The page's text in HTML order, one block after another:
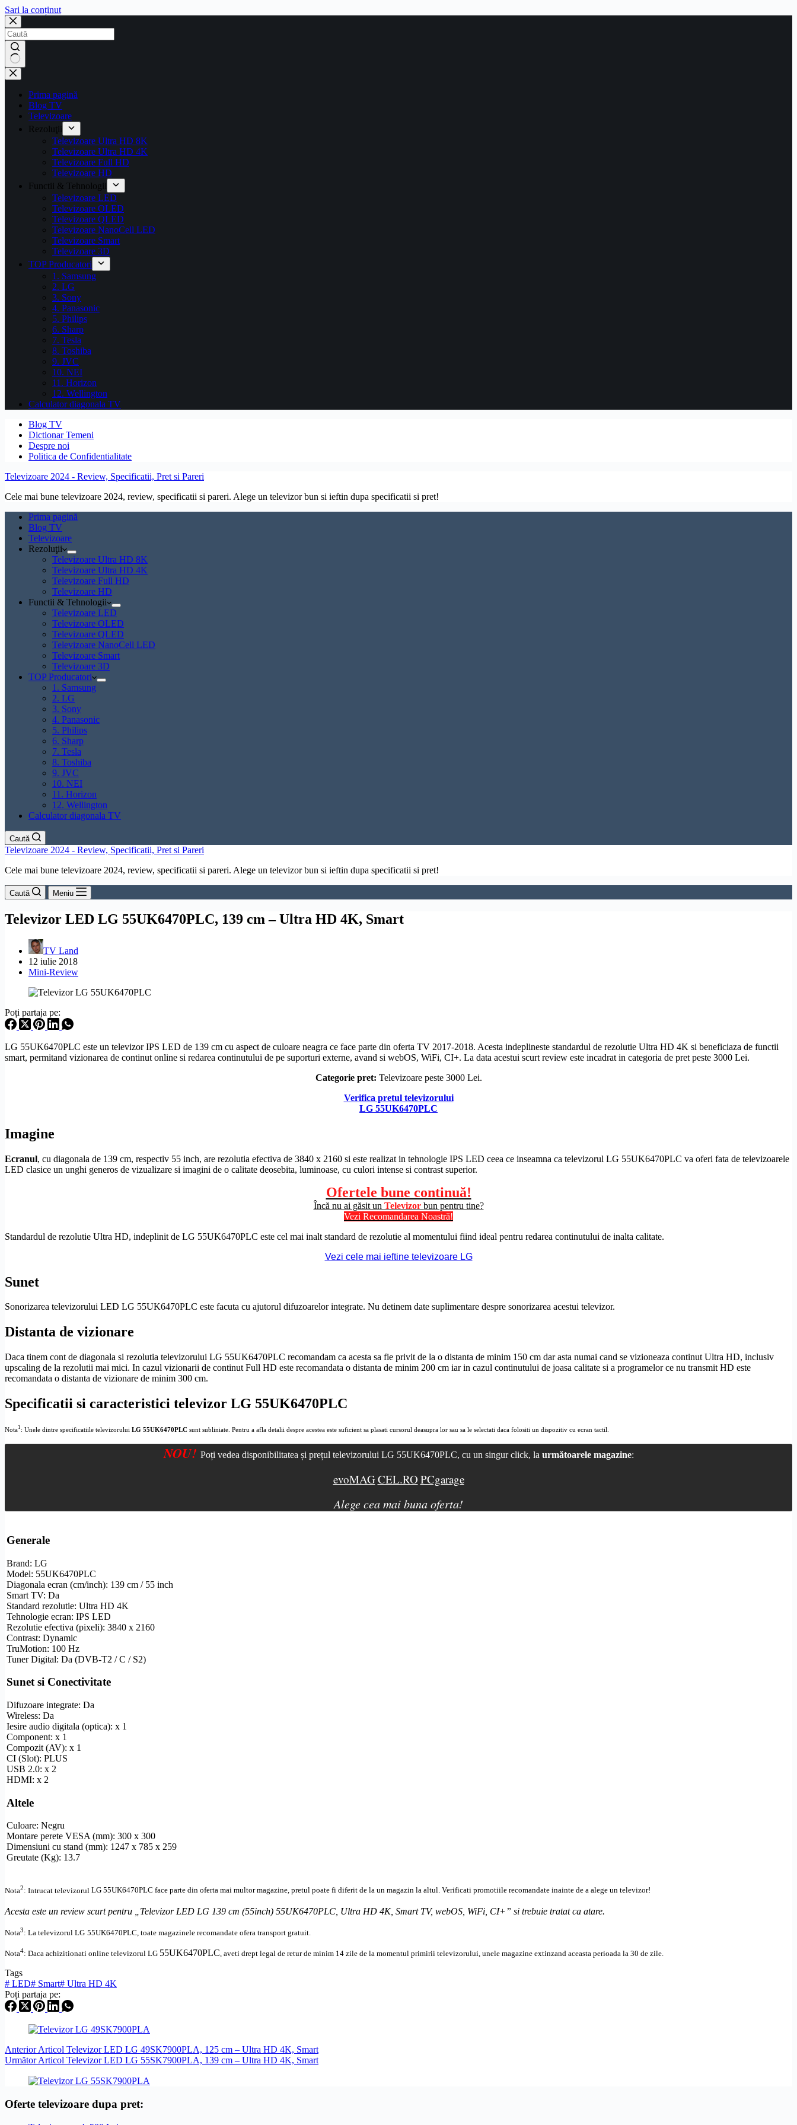
Sari la conținut
Prima pagină
Blog TV
Televizoare
Rezoluţii
Televizoare Ultra HD 8K
Televizoare Ultra HD 4K
Televizoare Full HD
Televizoare HD
Functii & Tehnologii
Televizoare LED
Televizoare OLED
Televizoare QLED
Televizoare NanoCell LED
Televizoare Smart
Televizoare 3D
TOP Producatori
1. Samsung
2. LG
3. Sony
4. Panasonic
5. Philips
6. Sharp
7. Tesla
8. Toshiba
9. JVC
10. NEI
11. Horizon
12. Wellington
Calculator diagonala TV
Blog TV
Dictionar Temeni
Despre noi
Politica de Confidentialitate
Televizoare 2024 - Review, Specificatii, Pret si Pareri
Cele mai bune televizoare 2024, review, specificatii si pareri. Alege un televizor bun si ieftin dupa specificatii si pret!
Prima pagină
Blog TV
Televizoare
Rezoluţii
Televizoare Ultra HD 8K
Televizoare Ultra HD 4K
Televizoare Full HD
Televizoare HD
Functii & Tehnologii
Televizoare LED
Televizoare OLED
Televizoare QLED
Televizoare NanoCell LED
Televizoare Smart
Televizoare 3D
TOP Producatori
1. Samsung
2. LG
3. Sony
4. Panasonic
5. Philips
6. Sharp
7. Tesla
8. Toshiba
9. JVC
10. NEI
11. Horizon
12. Wellington
Calculator diagonala TV
Caută
Televizoare 2024 - Review, Specificatii, Pret si Pareri
Cele mai bune televizoare 2024, review, specificatii si pareri. Alege un televizor bun si ieftin dupa specificatii si pret!
Caută Meniu
Televizor LED LG 55UK6470PLC, 139 cm – Ultra HD 4K, Smart
TV Land
12 iulie 2018
Mini-Review
Poți partaja pe:
LG 55UK6470PLC este un televizorIPS LED de 139 cm cu aspect de culoare neagra ce face parte din oferta TV 2017-2018. Acesta indeplineste standardul de rezolutie Ultra HD 4K si beneficiaza de functii
smart, permitand vizionarea de continut online si redarea continutului de pe suporturi externe, avand si webOS, WiFi, CI+. La data acestui scurt review este incadrat in categoria de pret peste 3000 Lei.
Categorie pret: Televizoare peste 3000 Lei.
Verifica pretul televizorului
LG 55UK6470PLC
Imagine
Ecranul, cu diagonala de 139 cm, respectiv 55 inch, are rezolutia efectiva de 3840 x 2160 si este realizat in tehnologie IPS LED ceea ce inseamna ca televizorul LG 55UK6470PLC va oferi fata de televizoarele
LED clasice un unghi generos de vizualizare si imagini de o calitate deosebita, luminoase, cu culori intense si contrast superior.
Ofertele bune continuă!
Încă nu ai găsit un Televizor bun pentru tine?
Vezi Recomandarea Noastră!
Standardul de rezolutie Ultra HD, indeplinit de LG 55UK6470PLC este cel mai inalt standard de rezolutie al momentului fiind ideal pentru redarea continutului de inalta calitate.
Vezi cele mai ieftine televizoare LG
Sunet
Sonorizarea televizorului LED LG 55UK6470PLC este facuta cu ajutorul difuzoarelor integrate. Nu detinem date suplimentare despre sonorizarea acestui televizor.
Distanta de vizionare
Daca tinem cont de diagonala si rezolutia televizorului LG 55UK6470PLC recomandam ca acesta sa fie privit de la o distanta de minim 150 cm dar asta numai cand se vizioneaza continut Ultra HD, inclusiv
upscaling de la rezolutii mai mici. In cazul vizionarii de continut Full HD este recomandata o distanta de minim 200 cm iar in cazul continutului de joasa calitate si a programelor ce nu transmit HD este
recomandata o distanta de vizionare de minim 300 cm.
Specificatii si caracteristici televizor LG 55UK6470PLC
Nota1 : Unele dintre specificatiile televizorului LG 55UK6470PLC sunt subliniate. Pentru a afla detalii despre acestea este suficient sa plasati cursorul deasupra lor sau sa le selectati daca folositi un dispozitiv cu ecran tactil.
NOU! Poți vedea disponibilitatea și prețul televizorului LG 55UK6470PLC, cu un singur click, la următoarele magazine:
evoMAGCEL.RO PCgarage
Alege cea mai buna oferta!
Generale
Brand: LG
Model: 55UK6470PLC
Diagonala ecran (cm/inch): 139 cm / 55 inch
Smart TV: Da
Standard rezolutie: Ultra HD 4K
Tehnologie ecran: IPS LED
Rezolutie efectiva (pixeli): 3840 x 2160
Contrast: Dynamic
TruMotion: 100 Hz
Tuner Digital: Da (DVB-T2 / C / S2)
Sunet si Conectivitate
Difuzoare integrate: Da
Wireless: Da
Iesire audio digitala (optica): x 1
Component: x 1
Compozit (AV): x 1
CI (Slot): PLUS
USB 2.0: x 2
HDMI: x 2
Altele
Culoare: Negru
Montare perete VESA (mm): 300 x 300
Dimensiuni cu stand (mm): 1247 x 785 x 259
Greutate (Kg): 13.7
Nota2: Intrucat televizorul LG 55UK6470PLC face parte din oferta mai multor magazine, pretul poate fi diferit de la un magazin la altul. Verificati promotiile recomandate inainte de a alege un televizor!
Acesta este un review scurt pentru „Televizor LED LG 139 cm (55inch) 55UK6470PLC, Ultra HD 4K, Smart TV, webOS , WiFi, CI+” si trebuie tratat ca atare.
Nota3: La televizorul LG 55UK6470PLC, toate magazinele recomandate ofera transport gratuit.
Nota4: Daca achizitionati online televizorul LG 55UK6470PLC, aveti drept legal de retur de minim 14 zile de la momentul primirii televizorului, unele magazine extinzand aceasta perioada la 30 de zile.
Tags
# LED# Smart# Ultra HD 4K
Poți partaja pe:
AnteriorArticol Televizor LED LG 49SK7900PLA, 125 cm – Ultra HD 4K, Smart
UrmătorArticol Televizor LED LG 55SK7900PLA, 139 cm – Ultra HD 4K, Smart
Oferte televizoare dupa pret: